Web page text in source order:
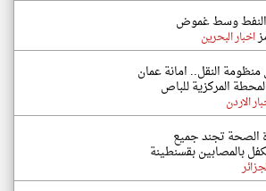
النفط وسط غموض
اخبار البحرين
النقل.. امانة عمان
المركزية للباص
الاردن
الصحة تجند جميع
بالمصابين بقسنطينة